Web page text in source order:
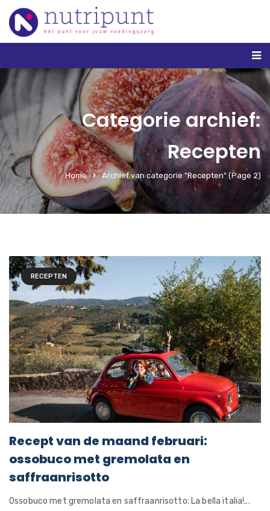
Categorie archief:
Recepten
Home Archief van categorie "Recepten" (Page 2)
RECEPTEN
Recept van de maand februari:
ossobuco met gremolata en
saffraanrisotto
Ossobuco met gremolata en saffraanrisotto; La bella italia!...